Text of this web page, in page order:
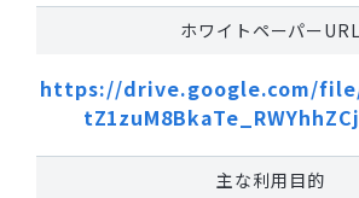
ホワイトペーパーURL
https://drive.google.com/file/
主な利用目的